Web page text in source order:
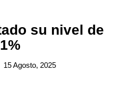
su nivel de
15 Agosto, 2025